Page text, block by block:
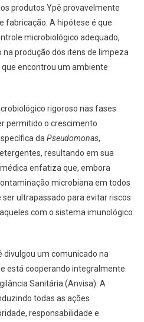
produtos Ypê provavelmente
fabricação. A hipótese é que
microbiológico adequado,
produção dos itens de limpeza
encontrou um ambiente
rigoroso nas fases
permitido o crescimento
da Pseudomonas,
resultando em sua
enfatiza que, embora
microbiana em todos
ultrapassado para evitar riscos
com o sistema imunológico
divulgou um comunicado na
está cooperando integralmente
Sanitária (Anvisa). A
todas as ações
responsabilidade e